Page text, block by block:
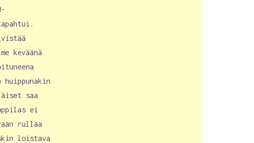
keväänä
huippunakin
saa
ei
rullaa
loistava